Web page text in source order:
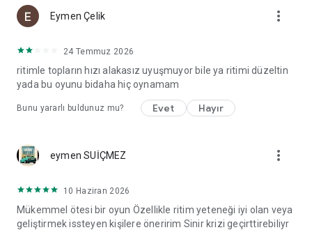
Eymen Çelik more_vert
24 Temmuz 2026
ritimle topların hızı alakasız uyuşmuyor bile ya ritimi düzeltin
yada bu oyunu bidaha hiç oynamam
Bunu yararlı buldunuz mu? Evet Hayır
eymen SUİÇMEZ more_vert
10 Haziran 2026
Mükemmel ötesi bir oyun Özellikle ritim yeteneği iyi olan veya
geliştirmek issteyen kişilere öneririm Sinir krizi geçirttirebiliyr